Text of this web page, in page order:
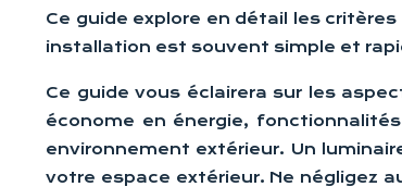
Ce guide explore en détail les
installation est souvent simple et
Ce guide vous éclairera sur les
économe en énergie,
environnement extérieur. Un
votre espace extérieur. Ne négligez